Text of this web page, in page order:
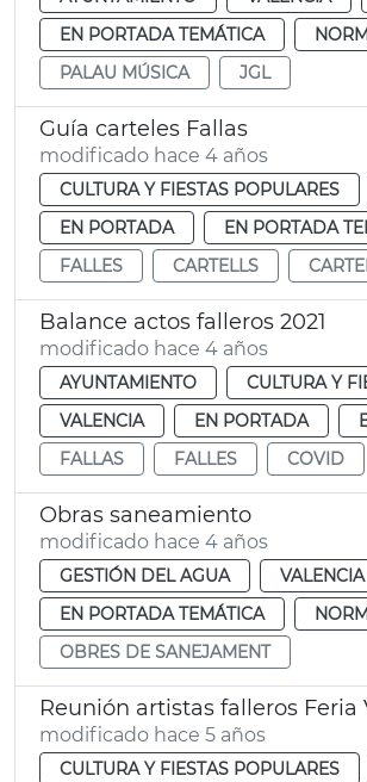
EN PORTADA TEMÁTICA
PALAU MÚSICA
JGL
Guía carteles Fallas
modificado hace 4 años
CULTURA Y FIESTAS POPULARES
EN PORTADA
EN PORTADA
FALLES
CARTELLS
Balance actos falleros 2021
modificado hace 4 años
AYUNTAMIENTO CULTURA Y
VALENCIA
EN PORTADA
FALLAS
FALLES COVID
Obras saneamiento
modificado hace 4 años
GESTIÓN DEL AGUA VALENCIA
EN PORTADA TEMÁTICA
OBRES DE SANEJAMENT
Reunión artistas falleros Feria
modificado hace 5 años
CULTURA Y FIESTAS POPULARES